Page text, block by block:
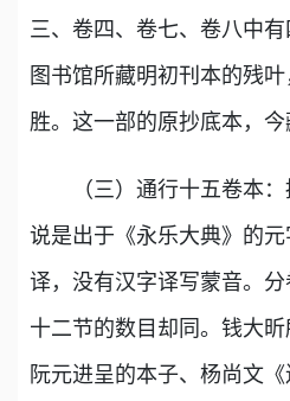
三、卷四、卷七、卷八中
图书馆所藏明初刊本的残
胜。这一部的原抄底本，今
（三）通行十五卷本：
说是出于《永乐大典》的
译，没有汉字译写蒙音。
十二节的数目却同。钱大昕
阮元进呈的本子、杨尚文